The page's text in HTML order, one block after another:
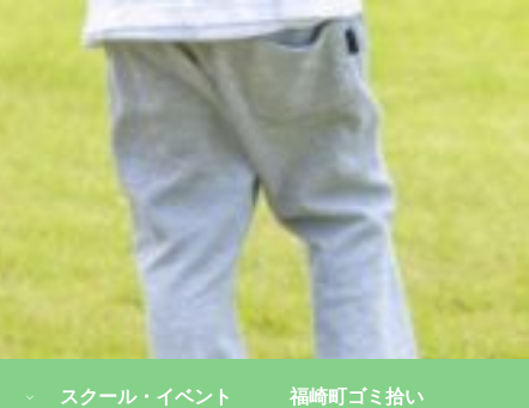
スクール・イベント 福崎町ゴミ拾い